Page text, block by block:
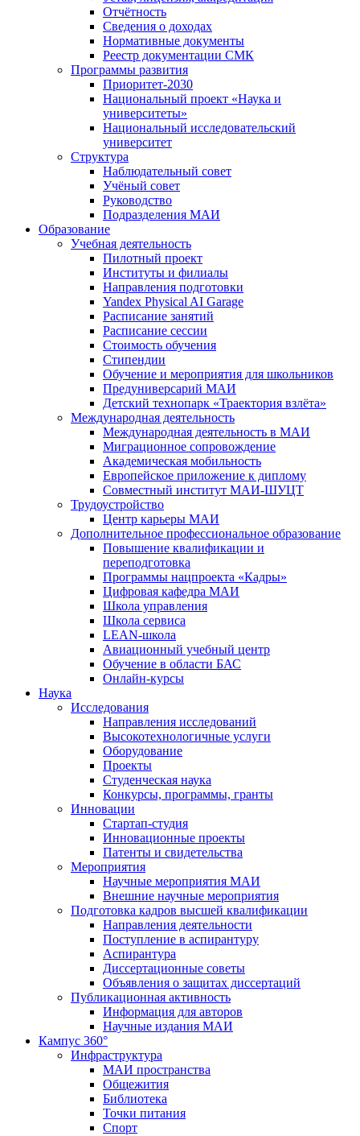
Отчётность
Сведения о доходах
Нормативные документы
Реестр документации СМК
Программы развития
Приоритет-2030
Национальный проект «Наука и
университеты»
Национальный исследовательский
университет
Структура
Наблюдательный совет
Учёный совет
Руководство
Подразделения МАИ
Образование
Учебная деятельность
Пилотный проект
Институты и филиалы
Направления подготовки
Yandex Physical AI Garage
Расписание занятий
Расписание сессии
Стоимость обучения
Стипендии
Обучение и мероприятия для школьников
Предуниверсарий МАИ
Детский технопарк «Траектория взлёта»
Международная деятельность
Международная деятельность в МАИ
Миграционное сопровождение
Академическая мобильность
Европейское приложение к диплому
Совместный институт МАИ-ШУЦТ
Трудоустройство
Центр карьеры МАИ
Дополнительное профессиональное образование
Повышение квалификации и
переподготовка
Программы нацпроекта «Кадры»
Цифровая кафедра МАИ
Школа управления
Школа сервиса
LEAN-школа
Авиационный учебный центр
Обучение в области БАС
Онлайн-курсы
Наука
Исследования
Направления исследований
Высокотехнологичные услуги
Оборудование
Проекты
Студенческая наука
Конкурсы, программы, гранты
Инновации
Стартап-студия
Инновационные проекты
Патенты и свидетельства
Мероприятия
Научные мероприятия МАИ
Внешние научные мероприятия
Подготовка кадров высшей квалификации
Направления деятельности
Поступление в аспирантуру
Аспирантура
Диссертационные советы
Объявления о защитах диссертаций
Публикационная активность
Информация для авторов
Научные издания МАИ
Кампус 360°
Инфраструктура
МАИ пространства
Общежития
Библиотека
Точки питания
Спорт